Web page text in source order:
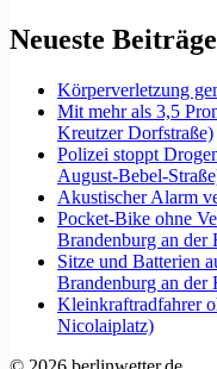
Neueste Beiträge
Körperverletzung
Mit mehr als 3,5
Kreutzer Dorfstraße)
Polizei stoppt
August-Bebel-
Akustischer Alarm
Pocket-Bike ohne
Brandenburg an der
Sitze und Batterien
Brandenburg an der
Kleinkraftradfahrer
Nicolaiplatz)